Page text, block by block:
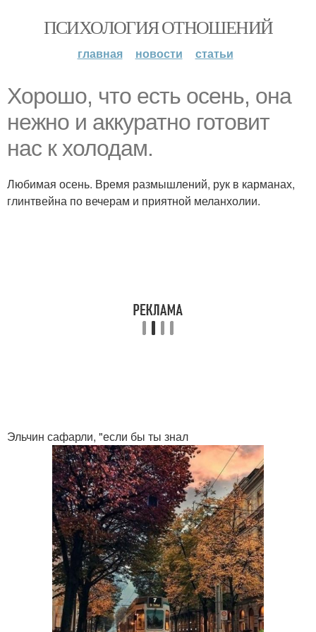
ПСИХОЛОГИЯ ОТНОШЕНИЙ
главная новости статьи
Хорошо, что есть осень, она
нежно и аккуратно готовит
нас к холодам.
Любимая осень. Время размышлений, рук в карманах,
глинтвейна по вечерам и приятной меланхолии.
Эльчин сафарли, "если бы ты знал